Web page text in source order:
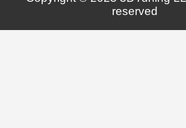
reserved